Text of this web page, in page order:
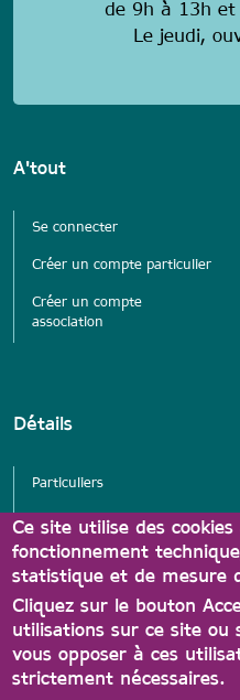
Ce site utilise des
fonctionnement
statistique et de mesure
Cliquez sur le bouton
utilisations sur ce site ou
vous opposer à ces
strictement nécessaires.
de 9h à 13h
Le jeudi,
A'tout
Se connecter
Créer un compte particulier
Créer un compte
association
Détails
Particuliers
Services
Associations
Partenaires Carte A'tout